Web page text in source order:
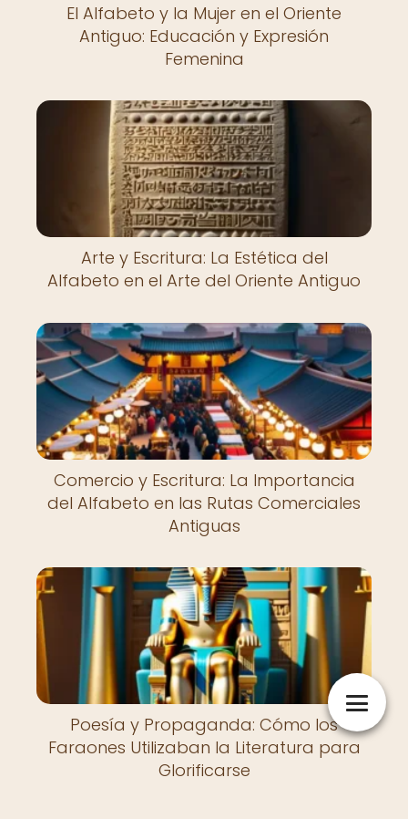
El Alfabeto y la Mujer en el Oriente
Antiguo: Educación y Expresión
Femenina
Arte y Escritura: La Estética del
Alfabeto en el Arte del Oriente Antiguo
Comercio y Escritura: La Importancia
del Alfabeto en las Rutas Comerciales
Antiguas
Poesía y Propaganda: Cómo los
Faraones Utilizaban la Literatura para
Glorificarse